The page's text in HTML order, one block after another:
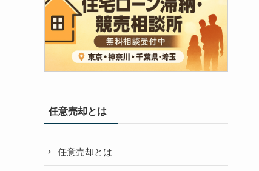
任意売却とは
任意売却とは